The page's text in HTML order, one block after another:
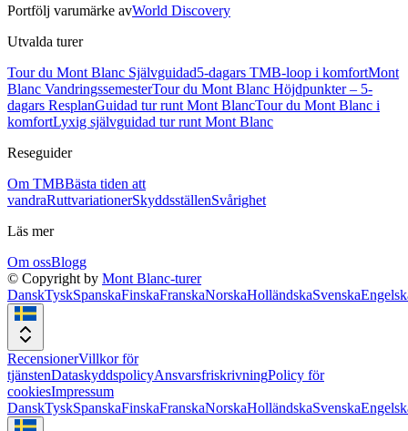
Portfölj varumärke avWorld Discovery
Utvalda turer
Tour du Mont Blanc Självguidad5-dagars TMB-loop i komfortMont
Blanc VandringssemesterTour du Mont Blanc Höjdpunkter – 5-
dagars ResplanGuidad tur runt Mont BlancTour du Mont Blanc i
komfortLyxig självguidad tur runt Mont Blanc
Reseguider
Om TMBBästa tiden att
vandraRuttvariationerSkyddsställenSvårighet
Läs mer
Om ossBlogg
© Copyright by Mont Blanc-turer
DanskTyskSpanskaFinskaFranskaNorskaHolländskaSvenska
RecensionerVillkor för
tjänstenDataskyddspolicyAnsvarsfriskrivningPolicy för
cookiesImpressum
DanskTyskSpanskaFinskaFranskaNorskaHolländskaSvenska